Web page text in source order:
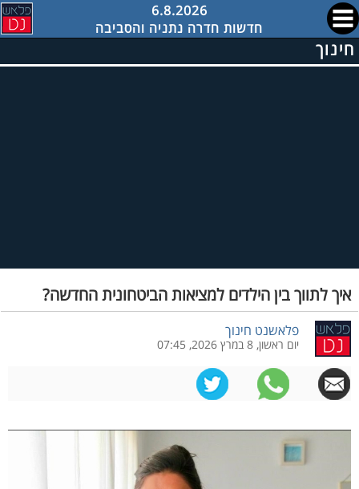
6.8.2026
חדשות חדרה נתניה והסביבה
חינוך
איך לתווך בין הילדים למציאות הביטחונית החדשה?
פלאשנט חינוך
יום ראשון, 8 במרץ 2026, 07:45